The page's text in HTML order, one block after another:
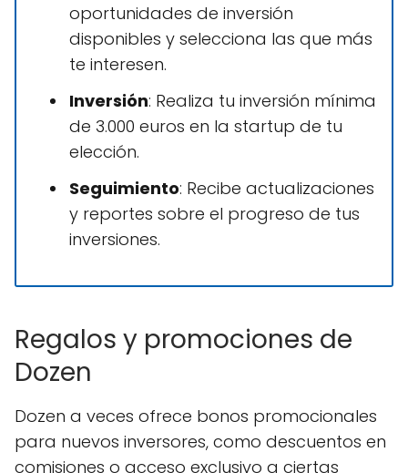
oportunidades de inversión
disponibles y selecciona las que más
te interesen.
Inversión: Realiza tu inversión mínima
de 3.000 euros en la startup de tu
elección.
Seguimiento: Recibe actualizaciones
y reportes sobre el progreso de tus
inversiones.
Regalos y promociones de
Dozen
Dozen a veces ofrece bonos promocionales
para nuevos inversores, como descuentos en
comisiones o acceso exclusivo a ciertas